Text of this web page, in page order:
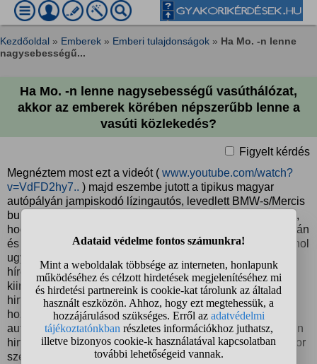
Kezdőoldal » Emberek » Emberi tulajdonságok » Ha Mo. -n lenne
nagysebességű...
Ha Mo. -n lenne nagysebességű vasúthálózat,
akkor az emberek körében népszerűbb lenne a
vasúti közlekedés?
Figyelt kérdés
Megnéztem most ezt a videót ( www.youtube.com/watch?
v=VdFD2hy7.. ) majd eszembe jutott a tipikus magyar
autópályán jampiskodó lízingautós, levedlett BMW-s/Mercis
bunkó felszínes látszatjóléti társadalom és belegondoltam,
hogy milyen óriási mentalitásbeli különbségek vannak japán
és magyar között. De mondhatnám akár a németeket is, ahol
ugyanúgy van létjogosultsága a vasúti közlekedésnek a
híres Autobahn dacára. Persze tudom, hogy csak ebből
kiindulni felesleges, de nem hiszem el, hogyha Mo.-n
hirtelen lenne ilyen vasúthálózat, akkor az emberek
hozzáállása megváltozna és a továbbiakban nem az
autópályán jutnának el mondjuk Bp.-re. Ha a MÁV vonalain
hirtelen +200-as sebességű vonatok jelennének meg, akkor
szerintetek mennyivel lenne népszerűbb a vonattal való